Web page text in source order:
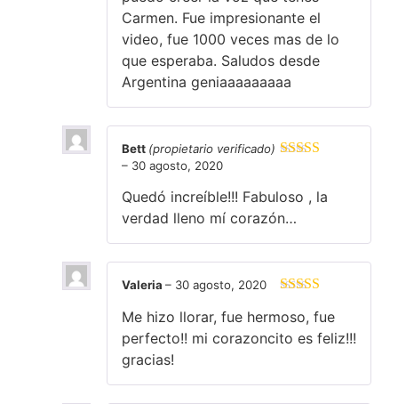
Carmen. Fue impresionante el
video, fue 1000 veces mas de lo
que esperaba. Saludos desde
Argentina geniaaaaaaaaa
Bett (propietario verificado)
– 30 agosto, 2020
Quedó increíble!!! Fabuloso , la
verdad lleno mí corazón…
5de 5
Valeria – 30 agosto, 2020
Me hizo llorar, fue hermoso, fue
perfecto!! mi corazoncito es feliz!!!
gracias!